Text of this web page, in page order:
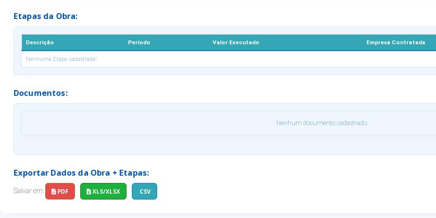
Etapas da Obra:
Descrição Período Valor Executado Empresa Contratada
Nenhuma Etapa cadastrada!
Documentos:
Nenhum documento cadastrado.
Exportar Dados da Obra + Etapas:
Salvar em: PDF XLS/XLSX CSV